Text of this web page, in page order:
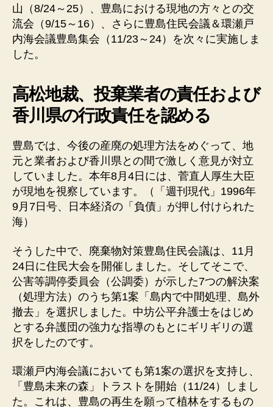
山（8/24～25）、豊島における現地の方々との交
流会（9/15～16）、さらに豊島住民会議＆環瀬戸
内海会議豊島集会（11/23～24）を次々に実施しま
した。
高松地裁、投棄業者の責任および
香川県の行政責任を認める
豊島では、今後の産廃の処理方法をめぐって、地
元と業者および香川県との間で激しく意見が対立
していました。本年8月4日には、菅直人厚生大臣
が現地を視察しています。（「週刊現代」1996年
9月7日号、日本経済の「負債」が押し付けられた
海）
そうした中で、廃棄物対策豊島住民会議は、11月
24日に住民大会を開催しました。そしてそこで、
公害等調停委員会（公調委）が示した7つの解決案
（処理方法）のうち第1案「島内で中間処理、島外
撤去」を選択しました。中坊公平弁護士をはじめ
とする弁護団の強力な指導のもとにギリギリの選
択をしたのです。
環瀬戸内海会議においても第1案の選択を支持し、
「豊島未来の森」トラストを開始（11/24）しまし
た。これは、豊島の再生を願って植林をするもの